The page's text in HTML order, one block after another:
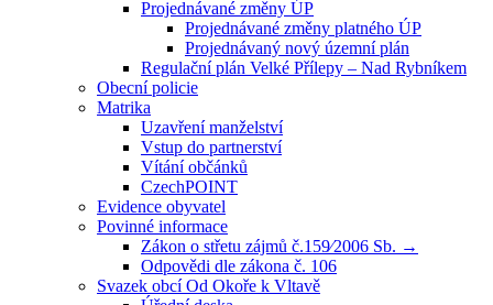
Projednávané změny ÚP
Projednávané změny platného ÚP
Projednávaný nový územní plán
Regulační plán Velké Přílepy – Nad Rybníkem
Obecní policie
Matrika
Uzavření manželství
Vstup do partnerství
Vítání občánků
CzechPOINT
Evidence obyvatel
Povinné informace
Zákon o střetu zájmů č.159⁄2006 Sb. →
Odpovědi dle zákona č. 106
Svazek obcí Od Okoře k Vltavě